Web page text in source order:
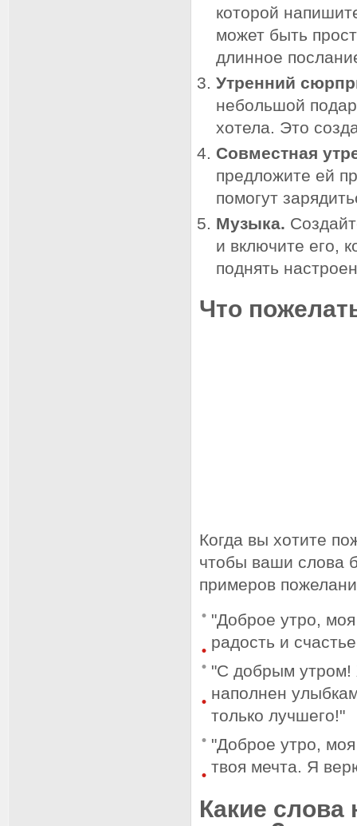
которой
может быть
длинное
Утренний
небольшой
хотела. Это
Совместная
предложите ей
помогут
Музыка.
и включите его,
поднять
Что
Когда вы хотите
чтобы ваши слова
примеров
"Доброе утро,
радость и
"С добрым утром!
наполнен
только лучшего!"
"Доброе утро,
твоя мечта. Я
Какие